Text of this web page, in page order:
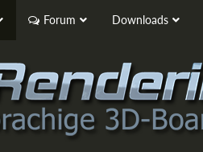
Forum Downloads